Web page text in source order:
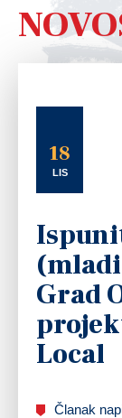
18
LIS
(mladi
Grad
Local
Članak